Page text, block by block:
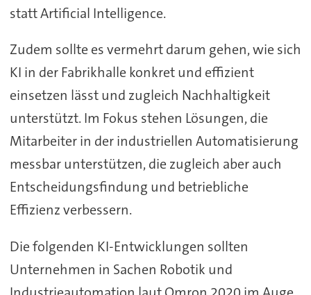
statt Artificial Intelligence.
Zudem sollte es vermehrt darum gehen, wie sich
KI in der Fabrikhalle konkret und effizient
einsetzen lässt und zugleich Nachhaltigkeit
unterstützt. Im Fokus stehen Lösungen, die
Mitarbeiter in der industriellen Automatisierung
messbar unterstützen, die zugleich aber auch
Entscheidungsfindung und betriebliche
Effizienz verbessern.
Die folgenden KI-Entwicklungen sollten
Unternehmen in Sachen Robotik und